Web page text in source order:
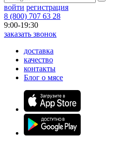
войти регистрация
8 (800) 707 63 28
9:00-19:30
заказать звонок
доставка
качество
контакты
Блог о мясе